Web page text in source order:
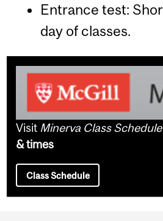
Entrance test:
day of classes.
Visit Minerva Class Schedule
& times
Class Schedule